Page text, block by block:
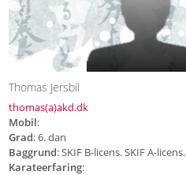
Thomas Jersbil
thomas(a)akd.dk
Mobil:
Grad: 6. dan
Baggrund: SKIF B-licens. SKIF A-licens.
Karateerfaring: